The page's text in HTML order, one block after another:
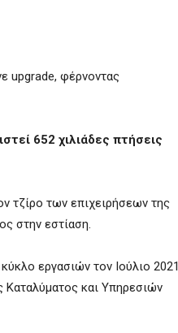
upgrade, φέρνοντας
652 χιλιάδες πτήσεις
τζίρο των επιχειρήσεων της
στην εστίαση.
εργασιών τον Ιούλιο 2021
Καταλύματος και Υπηρεσιών